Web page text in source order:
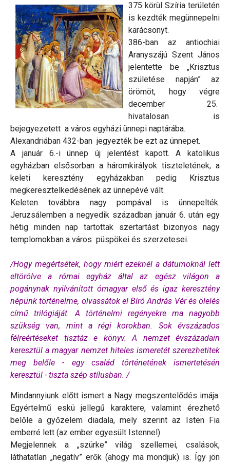
375 körül Szíria területén
is kezdték megünnepelni
karácsonyt.
386-ban az antiochiai
Aranyszájú Szent János
jelentette be „Krisztus
születése napján” az
örömöt, hogy végre
december 25.
hivatalosan is
bejegyezetett a város egyházi ünnepi naptárába.
Alexandriában 432-ban jegyezték be ezt az ünnepet.
A január 6.-i ünnep új jelentést kapott. A katolikus
egyházban elsősorban a háromkirályok tiszteletének, a
keleti keresztény egyházakban pedig Krisztus
megkeresztelkedésének az ünnepévé vált.
Keleten továbbra nagy pompával is ünnepelték:
Jeruzsálemben a negyedik században január 6. után egy
hétig minden nap tartottak szertartást bizonyos nagy
templomokban a város püspökei és szerzetesei.
/Hogy megértsétek, hogy miért ezeknél a dátumoknál lett
eltörölve a római egyház által az egész világon a
pogánynak nyilvánított ómagyar első és igaz keresztény
népünk történelme, olvassátok el Bíró András Vér és ölelés
című trilógiáját. A történelmi regényekre ma nagyobb
szükség van, mint a régi korokban. Sok évszázados
félreértéseket tisztáz e könyv. A nemzet évszázadain
keresztül a magyar nemzet hiteles ismeretét szerezhetitek
meg belőle - egy család történetének ismertetésén
keresztül - tiszta szép stílusban. /
Mindannyiunk előtt ismert a Nagy megszentelődés imája.
Egyértelmű eskü jellegű karaktere, valamint érezhető
belőle a győzelem diadala, mely szerint az Isten Fia
emberré lett (az ember egyesült Istennel).
Megjelennek a „szürke” világ szellemei, csalások,
láthatatlan „negatív” erők (ahogy ma mondjuk) is. Így jön